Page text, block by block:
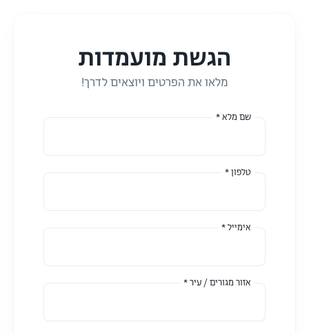
הגשת מועמדות
מלאו את הפרטים ויוצאים לדרך!
שם מלא *
טלפון *
אימייל *
אזור מגורים / עיר *